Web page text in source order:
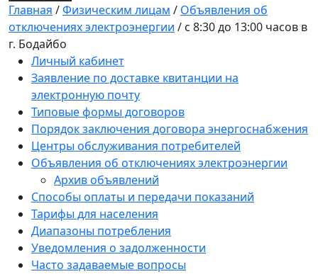
Главная /Физическим лицам / Объявления об
отключениях электроэнергии / с 8:30 до 13:00 часов в
г. Бодайбо
Личный кабинет
Заявление по доставке квитанции на
электронную почту
Типовые формы договоров
Порядок заключения договора энергоснабжения
Центры обслуживания потребителей
Объявления об отключениях электроэнергии
Архив объявлений
Способы оплаты и передачи показаний
Тарифы для населения
Диапазоны потребления
Уведомления о задолженности
Часто задаваемые вопросы